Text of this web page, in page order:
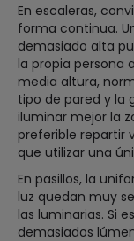
En escaleras,
forma continua.
demasiado alta
la propia persona
media altura,
tipo de pared y la
iluminar mejor la
preferible repartir
que utilizar una
En pasillos, la
luz quedan muy
las luminarias. Si
demasiados